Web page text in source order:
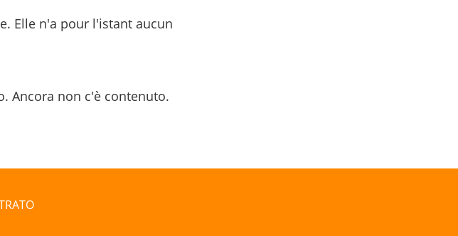
Elle n'a pour l'istant aucun
Ancora non c'è contenuto.